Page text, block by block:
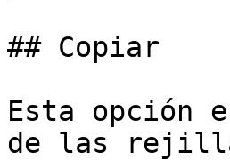
## Copiar
Esta opción
de las